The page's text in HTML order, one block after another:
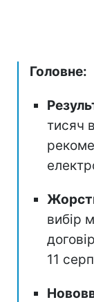
Головне:
тисяч
вибір
11